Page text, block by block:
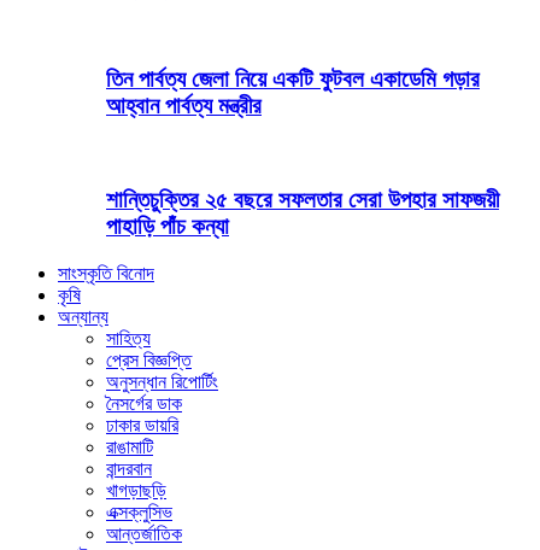
তিন পার্বত্য জেলা নিয়ে একটি ফুটবল একাডেমি গড়ার
আহ্বান পার্বত্য মন্ত্রীর
শান্তিচুক্তির ২৫ বছরে সফলতার সেরা উপহার সাফজয়ী
পাহাড়ি পাঁচ কন্যা
সাংস্কৃতি বিনোদ
কৃষি
অন্যান্য
সাহিত্য
প্রেস বিজ্ঞপ্তি
অনুসন্ধান রিপোর্টিং
নৈসর্গের ডাক
ঢাকার ডায়রি
রাঙামাটি
বান্দরবান
খাগড়াছড়ি
এক্সক্লুসিভ
আন্তর্জাতিক